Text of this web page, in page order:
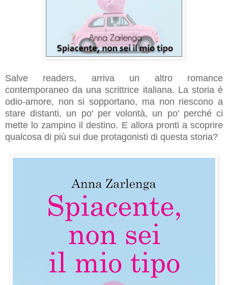
Salve readers, arriva un altro romance
contemporaneo da una scrittrice italiana. La storia è
odio-amore, non si sopportano, ma non riescono a
stare distanti, un po' per volontà, un po' perché ci
mette lo zampino il destino. E allora pronti a scoprire
qualcosa di più sui due protagonisti di questa storia?